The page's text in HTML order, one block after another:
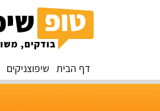
דף הבית שיפוצניקים